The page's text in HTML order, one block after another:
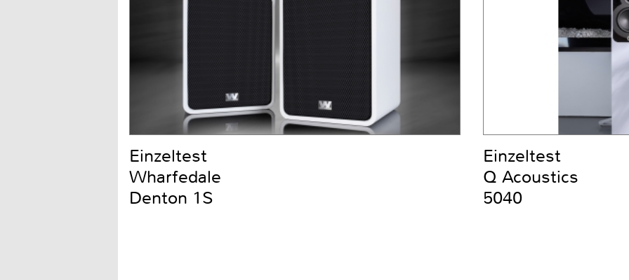
Einzeltest
Wharfedale
Denton 1S
Einzeltest
Q Acoustics
5040